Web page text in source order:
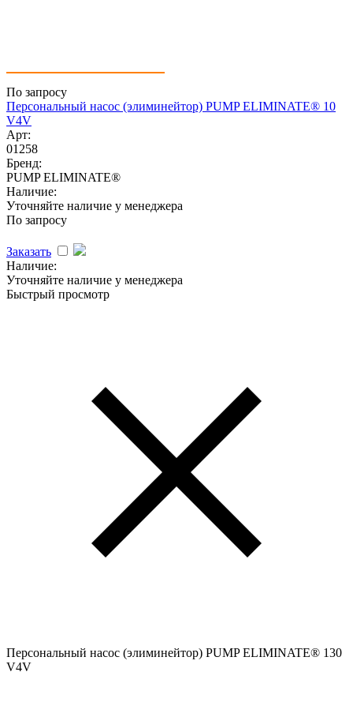
По запросу
Персональный насос (элиминейтор) PUMP ELIMINATE® 10
V4V
Арт:
01258
Бренд:
PUMP ELIMINATE®
Наличие:
Уточняйте наличие у менеджера
По запросу
Заказать
Наличие:
Уточняйте наличие у менеджера
Быстрый просмотр
Персональный насос (элиминейтор) PUMP ELIMINATE® 130
V4V